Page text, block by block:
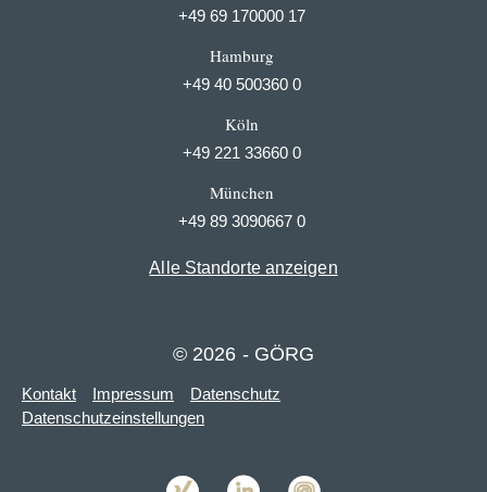
+49 69 170000 17
Hamburg
+49 40 500360 0
Köln
+49 221 33660 0
München
+49 89 3090667 0
Alle Standorte anzeigen
© 2026 - GÖRG
Kontakt Impressum
Datenschutz
Datenschutzeinstellungen